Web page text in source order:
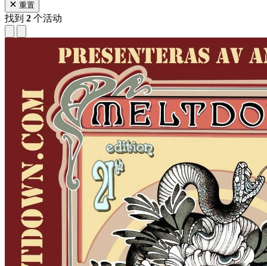
重置
找到 2 个活动